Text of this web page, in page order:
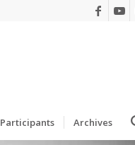
Participants Archives